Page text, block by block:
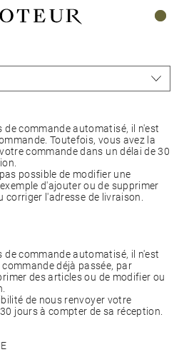
de commande automatisé, il n'est
Toutefois, vous avez la
commande dans un délai de 30
possible de modifier une
d'ajouter ou de supprimer
l'adresse de livraison.
de commande automatisé, il n'est
déjà passée, par
des articles ou de modifier ou
de nous renvoyer votre
jours à compter de sa réception.